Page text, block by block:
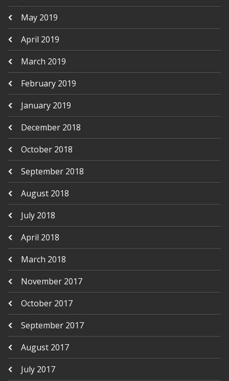
May 2019
April 2019
March 2019
February 2019
January 2019
December 2018
October 2018
September 2018
August 2018
July 2018
April 2018
March 2018
November 2017
October 2017
September 2017
August 2017
July 2017